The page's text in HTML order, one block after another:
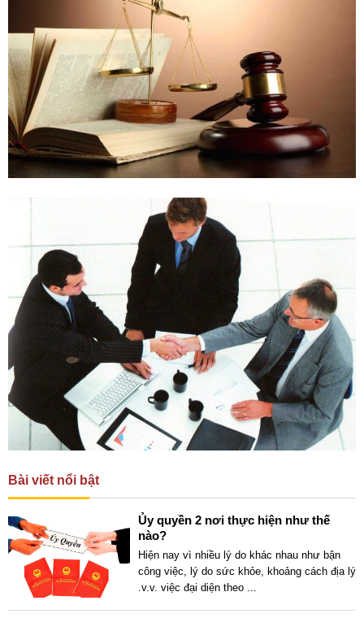
Bài viết nổi bật
Ủy quyền 2 nơi thực hiện như thế
nào?
Hiện nay vì nhiều lý do khác nhau như bận
công việc, lý do sức khỏe, khoảng cách địa lý
.v.v. việc đại diện theo